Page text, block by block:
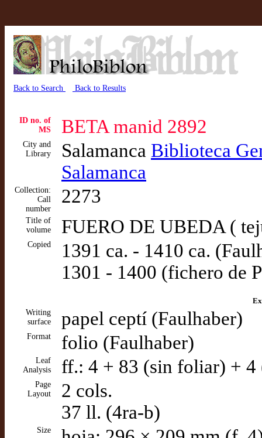
Back to Search Back to Results
ID no. of
MS
BETA manid 2892
City and
Library
Salamanca Biblioteca
Salamanca
Collection:
Call
number
2273
Title of
volume
FUERO DE UBEDA (
Copied
1391 ca. - 1410 ca.
1301 - 1400 (fichero de
Writing
surface
papel ceptí (Faulhaber)
Format folio (Faulhaber)
Leaf
Analysis
ff.: 4 + 83 (sin foliar) + 4
Page
Layout
2 cols.
37 ll. (4ra-b)
Size